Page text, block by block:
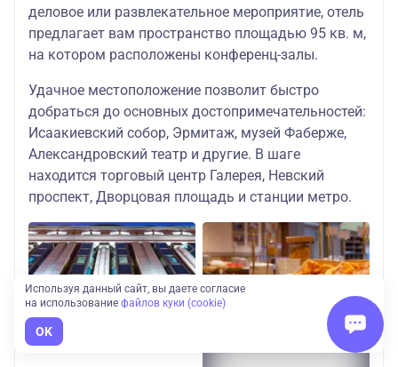
деловое или развлекательное мероприятие, отель
предлагает вам пространство площадью 95 кв. м,
на котором расположены конференц-залы.
Удачное местоположение позволит быстро
добраться до основных достопримечательностей:
Исаакиевский собор, Эрмитаж, музей Фаберже,
Александровский театр и другие. В шаге
находится торговый центр Галерея, Невский
проспект, Дворцовая площадь и станции метро.
Используя данный сайт, вы даете согласие
на использование файлов куки (cookie)
OK